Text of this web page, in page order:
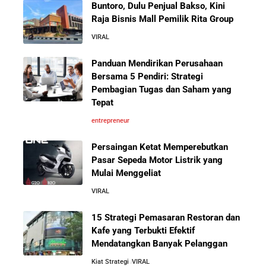
Kacau
10 Kiat Aman Memulai Bisnis dari Nol: Panduan
Lengkap untuk Pemula
5 Alasan Kenapa Bekerja di Perusahaan Orang Lain
Sebelum Memulai Usaha Sendiri Adalah Langkah
5 Alasan Kenapa Kamu Harus Bekerja di Perusahaan
Orang Lain Sebelum Bikin Bisnis Sendiri
Besar
Jurus-Jurus Bisnis UMKM Agar Bertahan Saat Krisis
Ekonomi dan Penjualan Turun
Buntoro, Dulu Penjual Bakso, Kini
Raja Bisnis Mall Pemilik Rita Group
VIRAL
Panduan Mendirikan Perusahaan
Bersama 5 Pendiri: Strategi
Pembagian Tugas dan Saham yang
Tepat
entrepreneur
Persaingan Ketat Memperebutkan
Pasar Sepeda Motor Listrik yang
Mulai Menggeliat
VIRAL
15 Strategi Pemasaran Restoran dan
Kafe yang Terbukti Efektif
Mendatangkan Banyak Pelanggan
Kiat Strategi VIRAL